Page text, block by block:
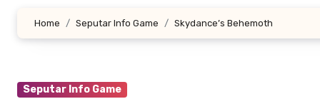
Home Seputar Info Game Skydance’s Behemoth
Seputar Info Game